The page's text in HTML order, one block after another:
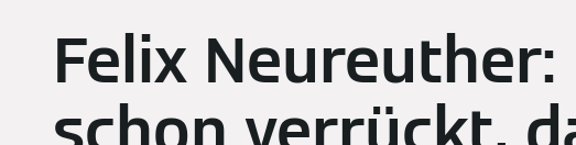
Felix Neureuther: